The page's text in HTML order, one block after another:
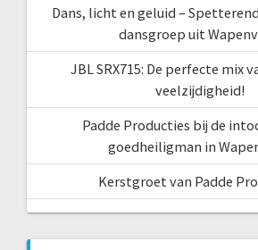
Dans, licht en geluid –
dansgroep uit
JBL SRX715: De perfecte mix
veelzijdigheid!
Padde Producties bij de
goedheiligman in
Kerstgroet van Padde